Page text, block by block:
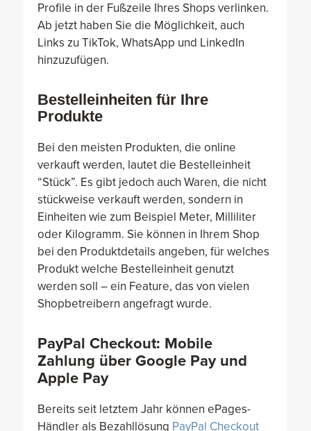
Profile in der Fußzeile Ihres Shops verlinken.
Ab jetzt haben Sie die Möglichkeit, auch
Links zu TikTok, WhatsApp und LinkedIn
hinzuzufügen.
Bestelleinheiten für Ihre
Produkte
Bei den meisten Produkten, die online
verkauft werden, lautet die Bestelleinheit
“Stück”. Es gibt jedoch auch Waren, die nicht
stückweise verkauft werden, sondern in
Einheiten wie zum Beispiel Meter, Milliliter
oder Kilogramm. Sie können in Ihrem Shop
bei den Produktdetails angeben, für welches
Produkt welche Bestelleinheit genutzt
werden soll – ein Feature, das von vielen
Shopbetreibern angefragt wurde.
PayPal Checkout: Mobile
Zahlung über Google Pay und
Apple Pay
Bereits seit letztem Jahr können ePages-
Händler als Bezahllösung PayPal Checkout